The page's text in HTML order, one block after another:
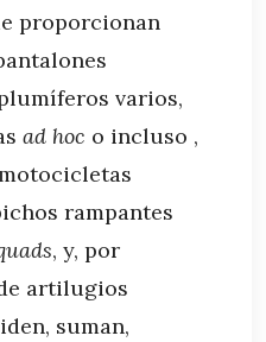
proporcionan
varios,
ad hoc o incluso ,
rampantes
, y, por
artilugios
suman,